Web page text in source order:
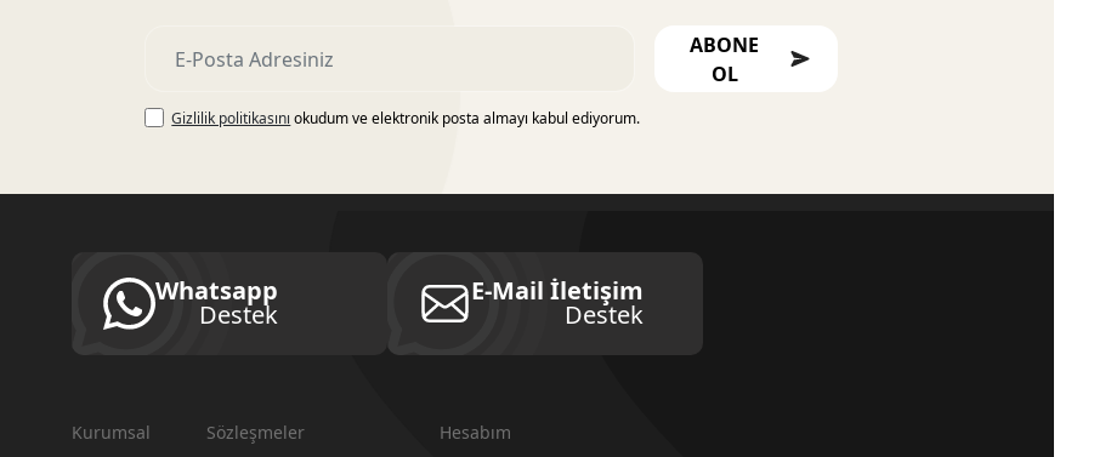
ABONE
OL
Gizlilik politikasını okudum ve elektronik posta almayı kabul ediyorum.
Whatsapp
Destek
E-Mail İletişim
Destek
Kurumsal Sözleşmeler Hesabım